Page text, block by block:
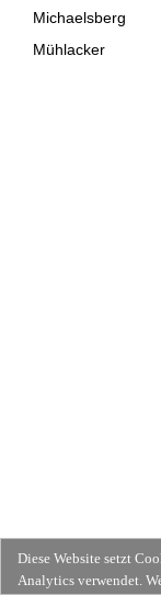
Michaelsberg
Mühlacker
Diese Website setzt
Analytics verwendet.